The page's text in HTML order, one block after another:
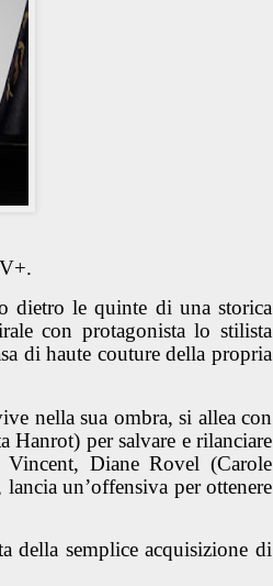
dietro le quinte di una storica
con protagonista lo stilista
di haute couture della propria
nella sua ombra, si allea con
Hanrot) per salvare e rilanciare
Diane Rovel (Carole
un’offensiva per ottenere
della semplice acquisizione di